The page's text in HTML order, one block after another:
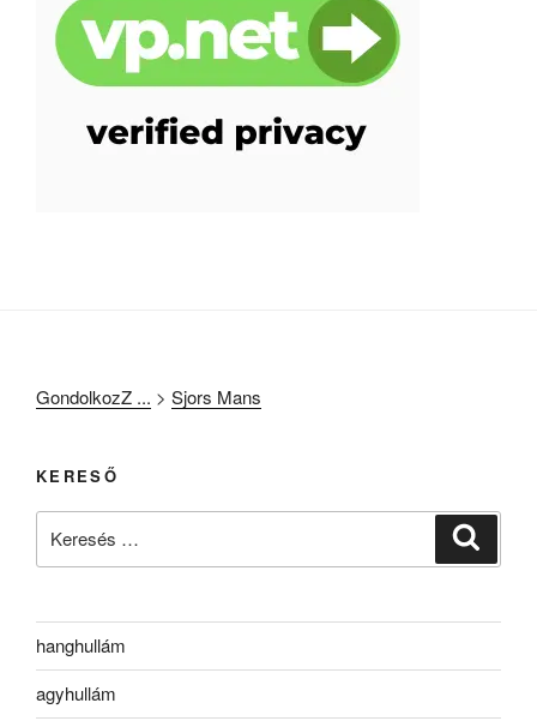
GondolkozZ ... > Sjors Mans
KERESŐ
hanghullám
agyhullám